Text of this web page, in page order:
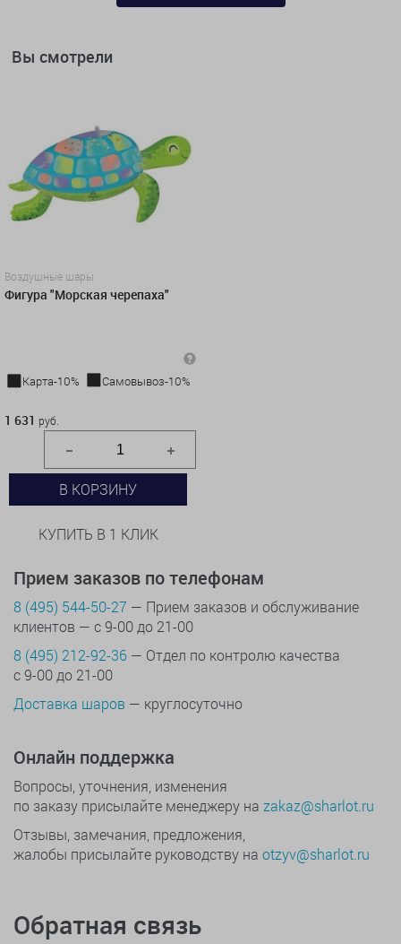
Вы смотрели
Воздушные шары
Фигура "Морская черепаха"
Карта-10%
Самовывоз-10%
1 631 руб.
В КОРЗИНУ
КУПИТЬ В 1 КЛИК
Прием заказов по телефонам
8 (495) 544-50-27 — Прием заказов и обслуживание
клиентов — с 9-00 до 21-00
8 (495) 212-92-36 — Отдел по контролю качества
с 9-00 до 21-00
Доставка шаров — круглосуточно
Онлайн поддержка
Вопросы, уточнения, изменения
по заказу присылайте менеджеру на zakaz@sharlot.ru
Отзывы, замечания, предложения,
жалобы присылайте руководству на otzyv@sharlot.ru
Обратная связь